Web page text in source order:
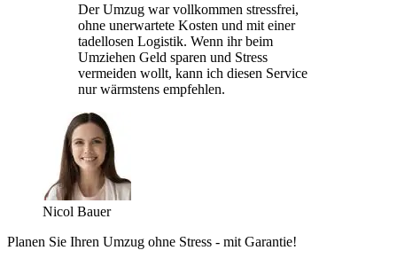
Der Umzug war vollkommen stressfrei,
ohne unerwartete Kosten und mit einer
tadellosen Logistik. Wenn ihr beim
Umziehen Geld sparen und Stress
vermeiden wollt, kann ich diesen Service
nur wärmstens empfehlen.
Nicol Bauer
Planen Sie Ihren Umzug ohne Stress - mit Garantie!